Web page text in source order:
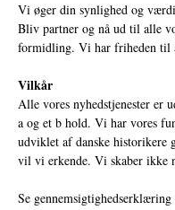
Vi øger din synlighed og
Bliv partner og nå ud til alle
formidling. Vi har friheden til
Vilkår
Alle vores nyhedstjenester er
a og et b hold. Vi har vores
udviklet af danske historikere
vil vi erkende. Vi skaber ikke
Se